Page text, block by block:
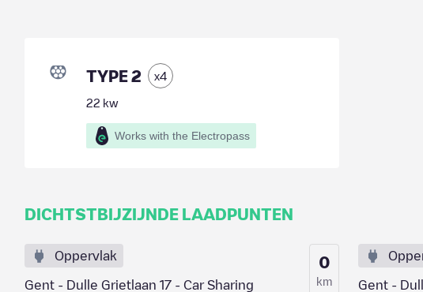
TYPE 2 x4
22 kw
Works with the Electropass
DICHTSTBIJZIJNDE LAADPUNTEN
Oppervlak
Gent - Dulle Grietlaan 17 - Car Sharing
0
km Gent -